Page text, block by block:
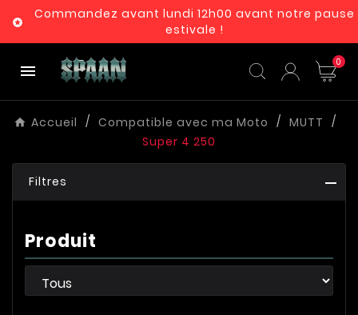

Commandez avant lundi 12h00 avant notre pause
estivale !
 0
Accueil Compatible avec ma Moto
MUTT
Super 4 250
Filtres
Produit